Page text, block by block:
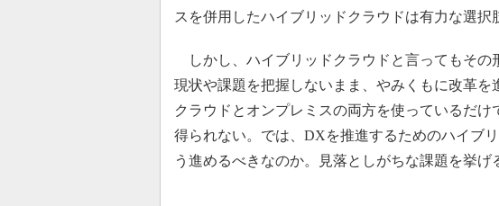
スを併用したハイブリッドクラウドは有力な選択
しかし、ハイブリッドクラウドと言ってもその
現状や課題を把握しないまま、やみくもに改革
クラウドとオンプレミスの両方を使っているだ
得られない。では、DXを推進するためのハイブ
う進めるべきなのか。見落としがちな課題を挙げ